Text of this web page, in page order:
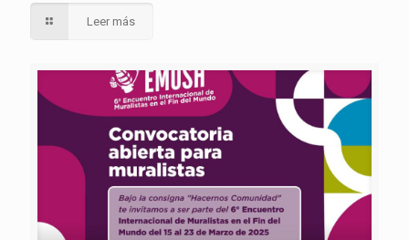
Leer más